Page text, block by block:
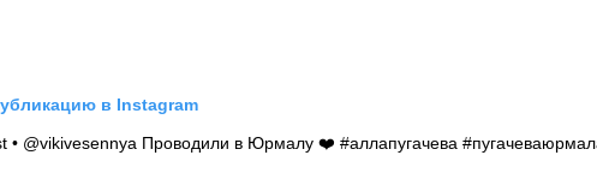
в Instagram
• @vikivesennya Проводили в Юрмалу ❤️ #аллапугачева